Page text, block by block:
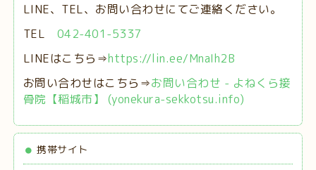
LINE、TEL、お問い合わせにてご連絡ください。
TEL 042-401-5337
LINEはこちら⇒https://lin.ee/MnaIh2B
お問い合わせはこちら⇒お問い合わせ - よねくら接
骨院【稲城市】 (yonekura-sekkotsu.info)
携帯サイト